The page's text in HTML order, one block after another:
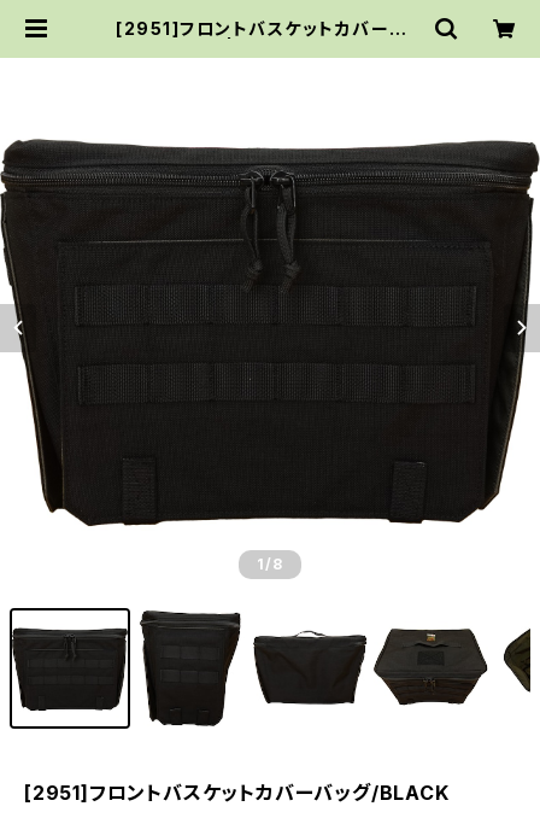
[2951]フロントバスケットカバーバッ
1 /8
[2951]フロントバスケットカバーバッグ/BLACK